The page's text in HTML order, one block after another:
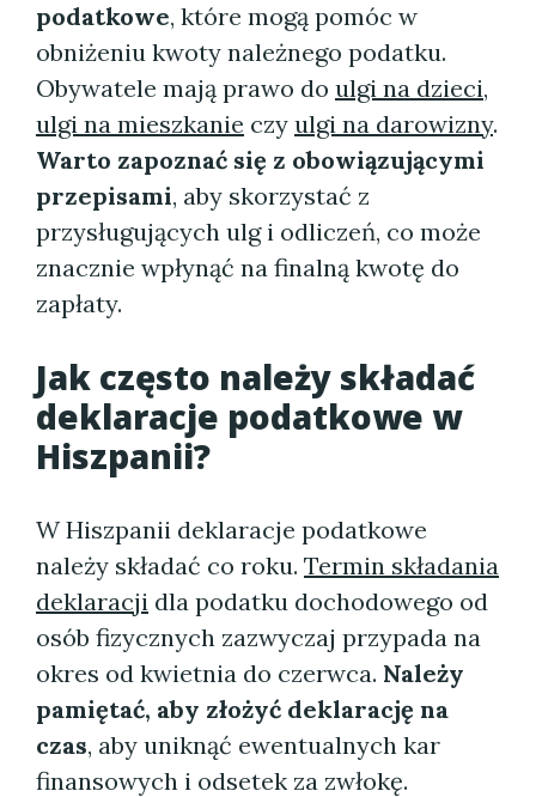
podatkowe, które mogą pomóc w
obniżeniu kwoty należnego podatku.
Obywatele mają prawo do ulgi na dzieci,
ulgi na mieszkanie czy ulgi na darowizny.
Warto zapoznać się z obowiązującymi
przepisami, aby skorzystać z
przysługujących ulg i odliczeń, co może
znacznie wpłynąć na finalną kwotę do
zapłaty.
Jak często należy składać
deklaracje podatkowe w
Hiszpanii?
W Hiszpanii deklaracje podatkowe
należy składać co roku. Termin składania
deklaracji dla podatku dochodowego od
osób fizycznych zazwyczaj przypada na
okres od kwietnia do czerwca. Należy
pamiętać, aby złożyć deklarację na
czas, aby uniknąć ewentualnych kar
finansowych i odsetek za zwłokę.